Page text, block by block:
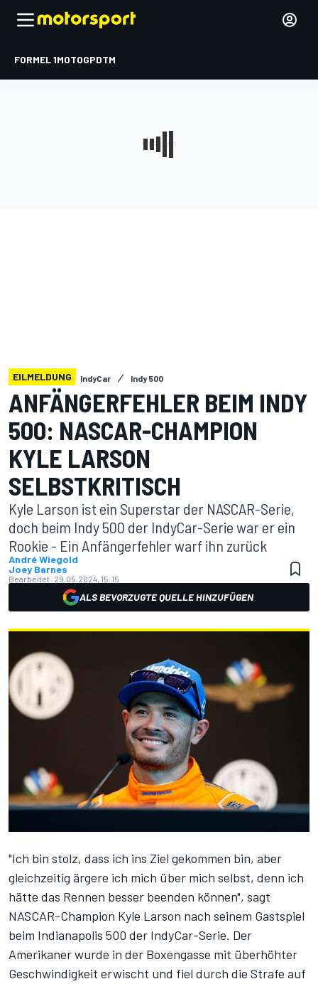
FORMEL 1MOTOGPDTM
EILMELDUNG IndyCar Indy 500
ANFÄNGERFEHLER BEIM INDY
500: NASCAR-CHAMPION
KYLE LARSON
SELBSTKRITISCH
Kyle Larson ist ein Superstar der NASCAR-Serie,
doch beim Indy 500 der IndyCar-Serie war er ein
Rookie - Ein Anfängerfehler warf ihn zurück
André Wiegold
Joey Barnes
Bearbeitet: 29.05.2024, 15:15
ALS BEVORZUGTE QUELLE HINZUFÜGEN
"Ich bin stolz, dass ich ins Ziel gekommen bin, aber
gleichzeitig ärgere ich mich über mich selbst, denn ich
hätte das Rennen besser beenden können", sagt
NASCAR-Champion Kyle Larson nach seinem Gastspiel
beim Indianapolis 500 der IndyCar-Serie. Der
Amerikaner wurde in der Boxengasse mit überhöhter
Geschwindigkeit erwischt und fiel durch die Strafe auf